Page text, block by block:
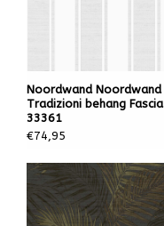
Noordwand Noordwand
Tradizioni behang Fascia
33361
€74,95